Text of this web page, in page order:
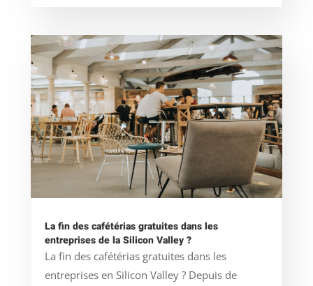
La fin des cafétérias gratuites dans les
entreprises de la Silicon Valley ?
La fin des cafétérias gratuites dans les
entreprises en Silicon Valley ? Depuis de